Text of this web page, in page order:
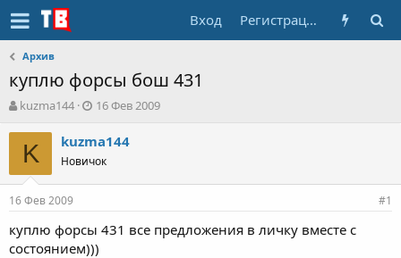
Вход Регистрация
Архив
куплю форсы бош 431
А
т
т
е
ы
kuzma144
Д
т
н
а
л
а
16 Фев 2009
K kuzma144
Новичок
16 Фев 2009 #1
куплю форсы 431 все предложения в личку вместе с
состоянием)))